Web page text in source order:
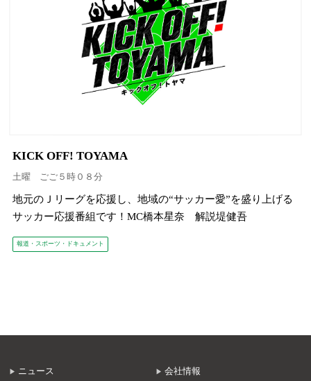
KICK OFF! TOYAMA
土曜 ごご５時０８分
地元のＪリーグを応援し、地域の“サッカー愛”を盛り上げる
サッカー応援番組です！MC橋本星奈 解説堤健吾
報道・スポーツ・ドキュメント
ニュース
会社情報